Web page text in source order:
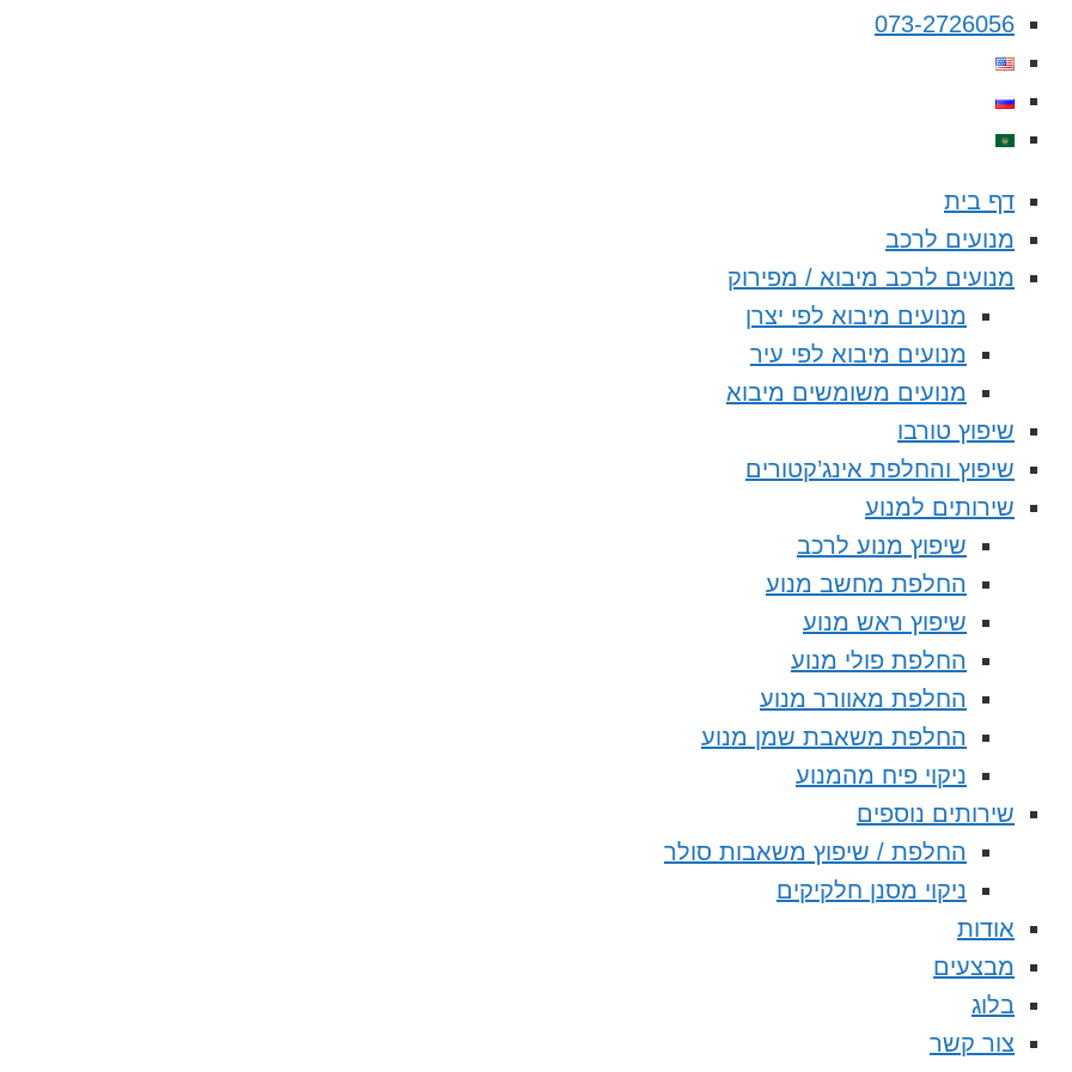
073-2726056
דף בית
מנועים לרכב
מנועים לרכב מיבוא / מפירוק
מנועים מיבוא לפי יצרן
מנועים מיבוא לפי עיר
מנועים משומשים מיבוא
שיפוץ טורבו
שיפוץ והחלפת אינג’קטורים
שירותים למנוע
שיפוץ מנוע לרכב
החלפת מחשב מנוע
שיפוץ ראש מנוע
החלפת פולי מנוע
החלפת מאוורר מנוע
החלפת משאבת שמן מנוע
ניקוי פיח מהמנוע
שירותים נוספים
החלפת / שיפוץ משאבות סולר
ניקוי מסנן חלקיקים
אודות
מבצעים
בלוג
צור קשר